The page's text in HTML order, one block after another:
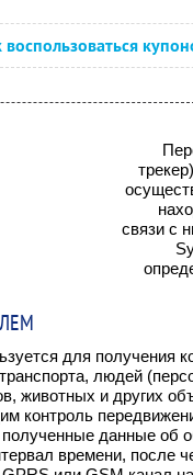
воспользоваться
связи с
для получения
людей
животных и других
контроль
данные об
времени, после